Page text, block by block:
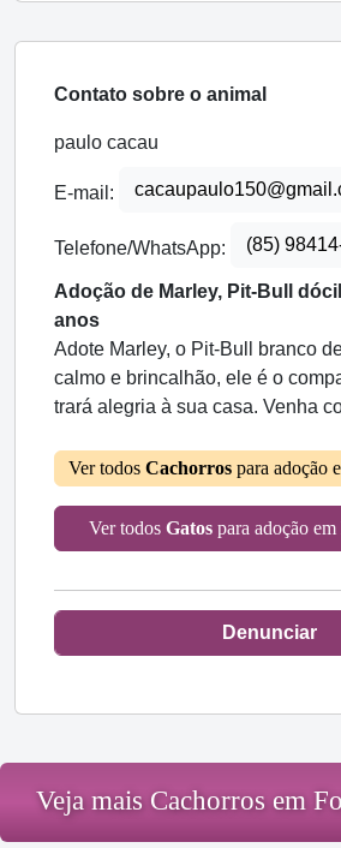
Contato sobre o animal
paulo cacau
E-mail:
Telefone/WhatsApp: (85)
Adoção de Marley, Pit-Bull
anos
Adote Marley, o Pit-Bull branco
calmo e brincalhão, ele é o
trará alegria à sua casa. Venha
Ver todos Cachorros para adoção
Ver todos Gatospara adoção em
Denunciar
Veja mais Cachorros em